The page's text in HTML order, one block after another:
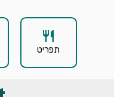
restaurant
תפריט